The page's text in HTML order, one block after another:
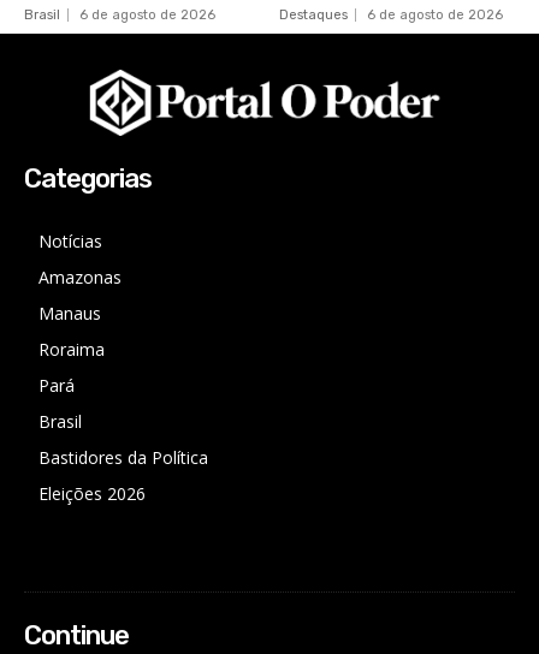
Brasil 6 de agosto de 2026 Destaques 6 de agosto de 2026
Categorias
Notícias
Amazonas
Manaus
Roraima
Pará
Brasil
Bastidores da Política
Eleições 2026
Continue